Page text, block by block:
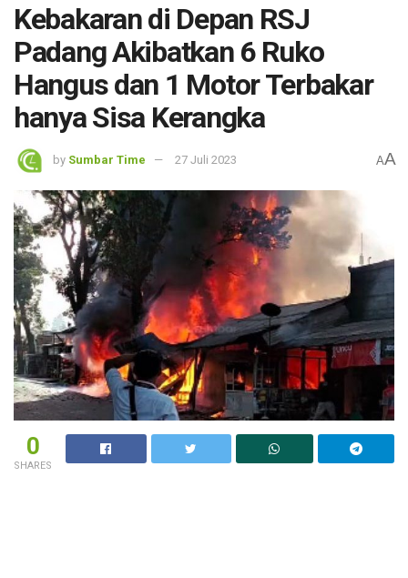
Kebakaran di Depan RSJ
Padang Akibatkan 6 Ruko
Hangus dan 1 Motor Terbakar
hanya Sisa Kerangka
by Sumbar Time 27 Juli 2023 AA
0
SHARES